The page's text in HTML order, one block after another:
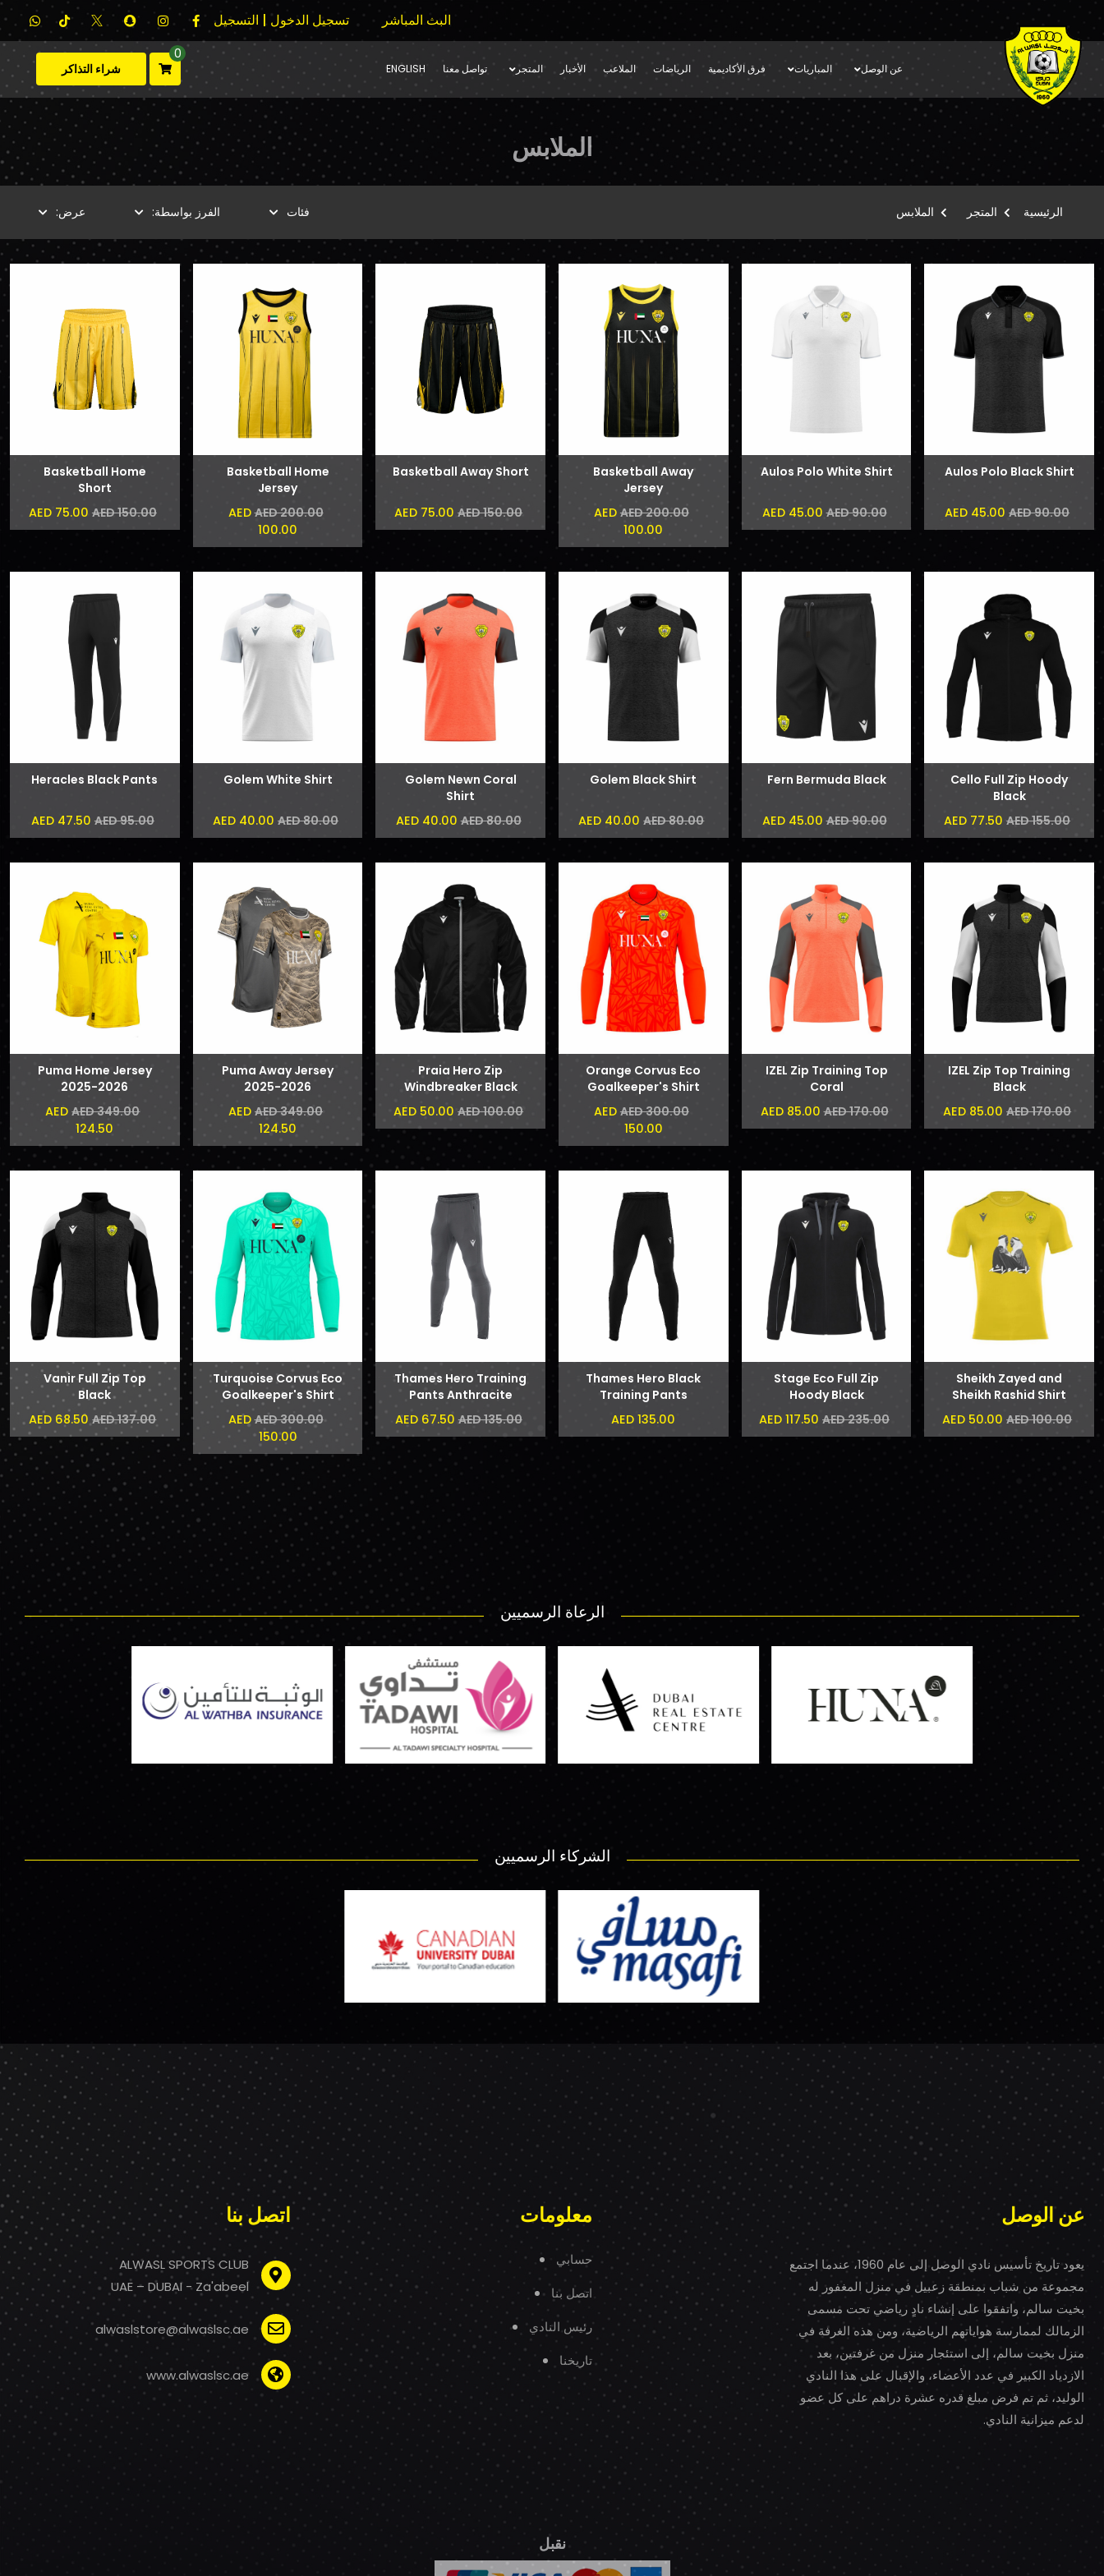
البث المباشر تسجيل الدخول | التسجيل
عن الوصل المباريات فرق الأكاديمية الرياضات الملاعب الأخبار المتجر تواصل معنا ENGLISH
0
شراء التذاكر
الملابس
الرئيسية المتجر الملابس فئات الفرز بواسطة: عرض:
Aulos Polo Black Shirt
AED 90.00
AED 45.00
Aulos Polo White Shirt
AED 90.00
AED 45.00
Basketball Away
Jersey
AED 200.00
AED
100.00
Basketball Away Short
AED 150.00
AED 75.00
Basketball Home
Jersey
AED 200.00
AED
100.00
Basketball Home
Short
AED 150.00
Cello Full Zip Hoody
Black
AED 155.00
AED 77.50
Fern Bermuda Black
AED 90.00
AED 45.00
Golem Black Shirt
AED 80.00
AED 40.00
Golem Newn Coral
Shirt
AED 80.00
AED 40.00
Golem White Shirt
AED 80.00
AED 40.00
Heracles Black Pants
AED 95.00
IZEL Zip Top Training
Black
AED 170.00
AED 85.00
IZEL Zip Training Top
Coral
AED 170.00
AED 85.00
Orange Corvus Eco
Goalkeeper's Shirt
AED 300.00
AED
150.00
Praia Hero Zip
Windbreaker Black
AED 100.00
AED 50.00
Puma Away Jersey
2025-2026
AED 349.00
AED
124.50
Puma Home Jersey
2025-2026
AED 349.00
AED
124.50
Sheikh Zayed and
Sheikh Rashid Shirt
AED 100.00
AED 50.00
Stage Eco Full Zip
Hoody Black
AED 235.00
AED 117.50
Thames Hero Black
Training Pants
AED 135.00
Thames Hero Training
Pants Anthracite
AED 135.00
AED 67.50
Turquoise Corvus Eco
Goalkeeper's Shirt
AED 300.00
AED
150.00
Vanir Full Zip Top
Black
AED 137.00
AED 68.50
الرعاة الرسميين
الشركاء الرسميين
عن الوصل
يعود تاريخ تأسيس نادي الوصل إلى عام 1960، عندما اجتمع
مجموعة من شباب بمنطقة زعبيل في منزل المغفور له
بخيت سالم، واتفقوا على إنشاء نادٍ رياضي تحت مسمى
الزمالك لممارسة هواياتهم الرياضية، ومن هذه الغرفة في
منزل بخيت سالم، إلى استئجار منزل من غرفتين، بعد
الازدياد الكبير في عدد الأعضاء، والإقبال على هذا النادي
الوليد، ثم تم فرض مبلغ قدره عشرة دراهم على كل عضو
لدعم ميزانية النادي.
معلومات
حسابي
اتصل بنا
رئيس النادي
تاريخنا
اتصل بنا
ALWASL SPORTS CLUB
UAE – DUBAI - Za'abeel
alwaslstore@alwaslsc.ae
www.alwaslsc.ae
نقبل